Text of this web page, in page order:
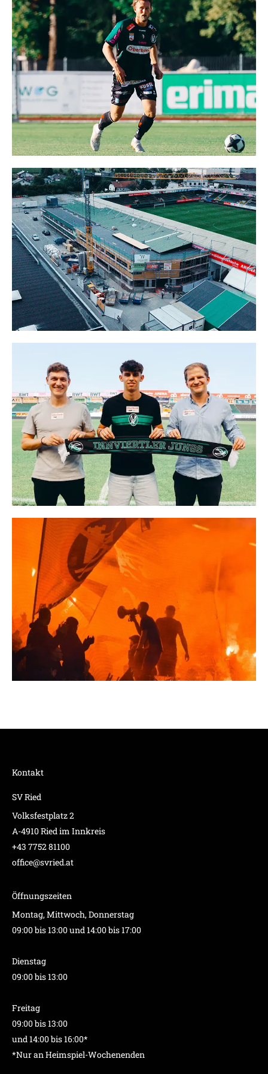
Kontakt
SV Ried
Volksfestplatz 2
A-4910 Ried im Innkreis
+43 7752 81100
office@svried.at
Öffnungszeiten
Montag, Mittwoch, Donnerstag
09:00 bis 13:00 und 14:00 bis 17:00
Dienstag
09:00 bis 13:00
Freitag
09:00 bis 13:00
und 14:00 bis 16:00*
*Nur an Heimspiel-Wochenenden